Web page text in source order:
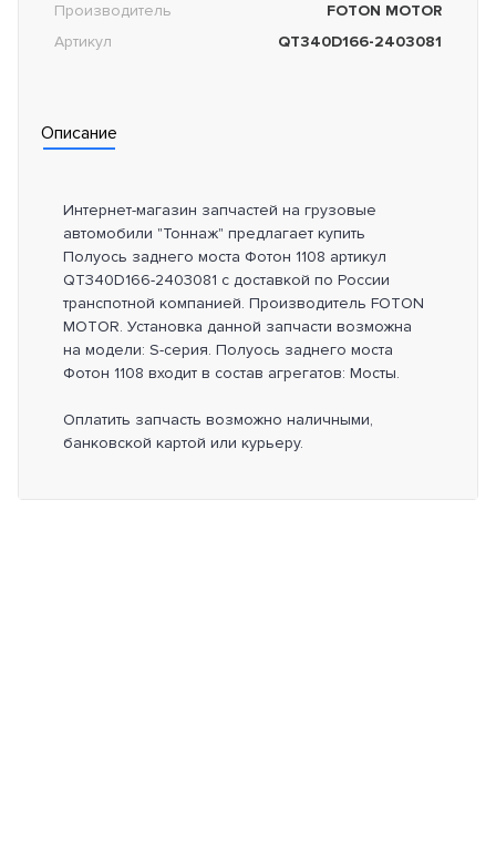
Производитель
FOTON MOTOR
Артикул
QT340D166-2403081
Описание
Интернет-магазин запчастей на грузовые
автомобили "Тоннаж" предлагает купить
Полуось заднего моста Фотон 1108 артикул
QT340D166-2403081 с доставкой по России
транспотной компанией. Производитель FOTON
MOTOR. Установка данной запчасти возможна
на модели: S-серия. Полуось заднего моста
Фотон 1108 входит в состав агрегатов: Мосты.
Оплатить запчасть возможно наличными,
банковской картой или курьеру.